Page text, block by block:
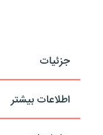
جزئیات
اطلاعات بیشتر